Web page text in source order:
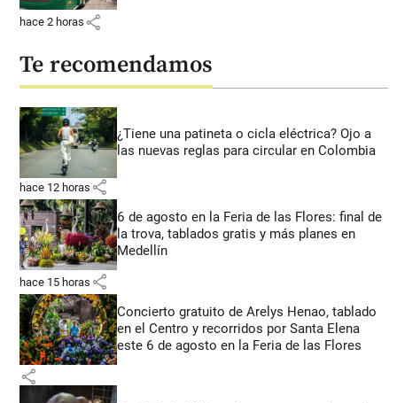
hace 2 horas share
Te recomendamos
¿Tiene una patineta o cicla eléctrica? Ojo a
las nuevas reglas para circular en Colombia
hace 12 horas share
6 de agosto en la Feria de las Flores: final de
la trova, tablados gratis y más planes en
Medellín
hace 15 horas share
Concierto gratuito de Arelys Henao, tablado
en el Centro y recorridos por Santa Elena
este 6 de agosto en la Feria de las Flores
share